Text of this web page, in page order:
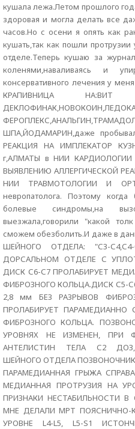
кушала лежа.Летом прошлого
здоровая и могла делать все
часов.Но с осени я опять как
кушать,так как пошли
отделе.Теперь кушаю за
коленями,наваливаясь и
консервативного лечения у
КРАПИВНИЦА НА:ВИТ
ШПА,ЙОДАМАРИН,даже
РЕАКЦИЯ НА ИМПЛЕКАТОР
г,АЛМАТЫ в НИИ
ВЫЯВЛЕНИЮ АЛЛЕРГИЧЕСКОЙ
НИИ ТРАВМОТОЛОГИИ И
невропатолога. Поэтому
болевые синдромы,на
выезжала,говорили "какой
сможем обезболить.И даже в
ШЕЙНОГО ОТДЕЛА: "С3-
ДОРСАЛЬНОМ ОТДЕЛЕ С
ДИСК С6-С7 ПРОЛАБИРУЕТ
ФИБРОЗНОГО КОЛЬЦА.ДИСК С5-
2,8 мм БЕЗ РАЗРЫВОВ
ПРОЛАБИРУЕТ
ФИБРОЗНОГО КОЛЬЦА.
УРОВНЯХ НЕ ИЗМЕНЕН, ПРИ
АНТЕЛИСТИН ТЕЛА С2
ШЕЙНОГО ОТДЕЛА
ПАРАМЕДИАННАЯ ГРЫЖА
МЕДИАННАЯ ПРОТРУЗИЯ НА
ПРИЗНАКИ НЕСТАБИЛЬНОСТИ В
МНЕ ДЕЛАЛИ МРТ ПОЯСНИЧНО-
УРОВНЕ L4-L5, L5-S1